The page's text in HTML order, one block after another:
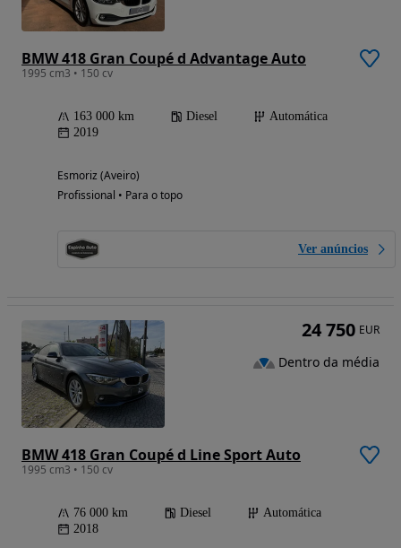
BMW 418 Gran Coupé d Advantage Auto
1995 cm3 • 150 cv
163 000 km Diesel
Automática
2019
Esmoriz (Aveiro)
Profissional • Para o topo
Ver anúncios
BMW 418 Gran Coupé d Line Sport Auto
1995 cm3 • 150 cv
76 000 km Diesel
Automática
2018
24 750 EUR
Dentro da média